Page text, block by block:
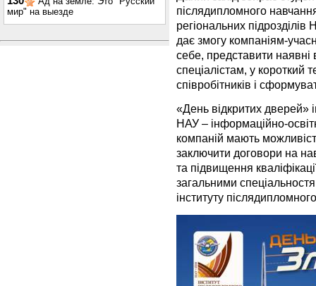
мир" на выезде
післядипломного
регіональних підрозділів
дає змогу компаніям-
себе, представити наявні
спеціалістам, у короткий
співробітників і
«День відкритих дверей»
НАУ – інформаційно-
компаній мають
заключити договори на
та підвищення
загальними
інституту